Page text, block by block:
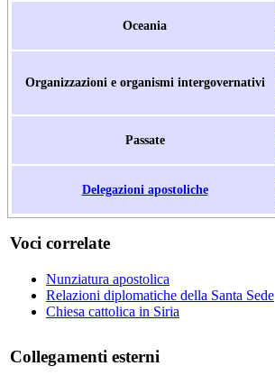
Oceania
Organizzazioni e organismi intergovernativi
Passate
Delegazioni apostoliche
Voci correlate
Nunziatura apostolica
Relazioni diplomatiche della Santa Sede
Chiesa cattolica in Siria
Collegamenti esterni